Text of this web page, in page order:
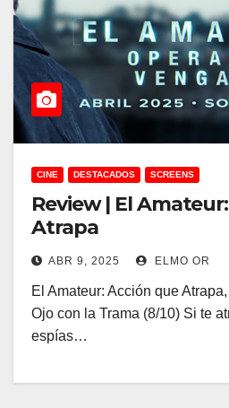
CINE DESTACADOS SCREENS
Review | El
Atrapa
ABR 9, 2025 ELMO OR
El Amateur: Acción que
Ojo con la Trama (8/10) Si te
espías…